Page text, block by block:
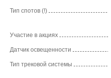
Тип спотов (!)
Участие в акциях
Датчик освещенности
Тип трековой системы